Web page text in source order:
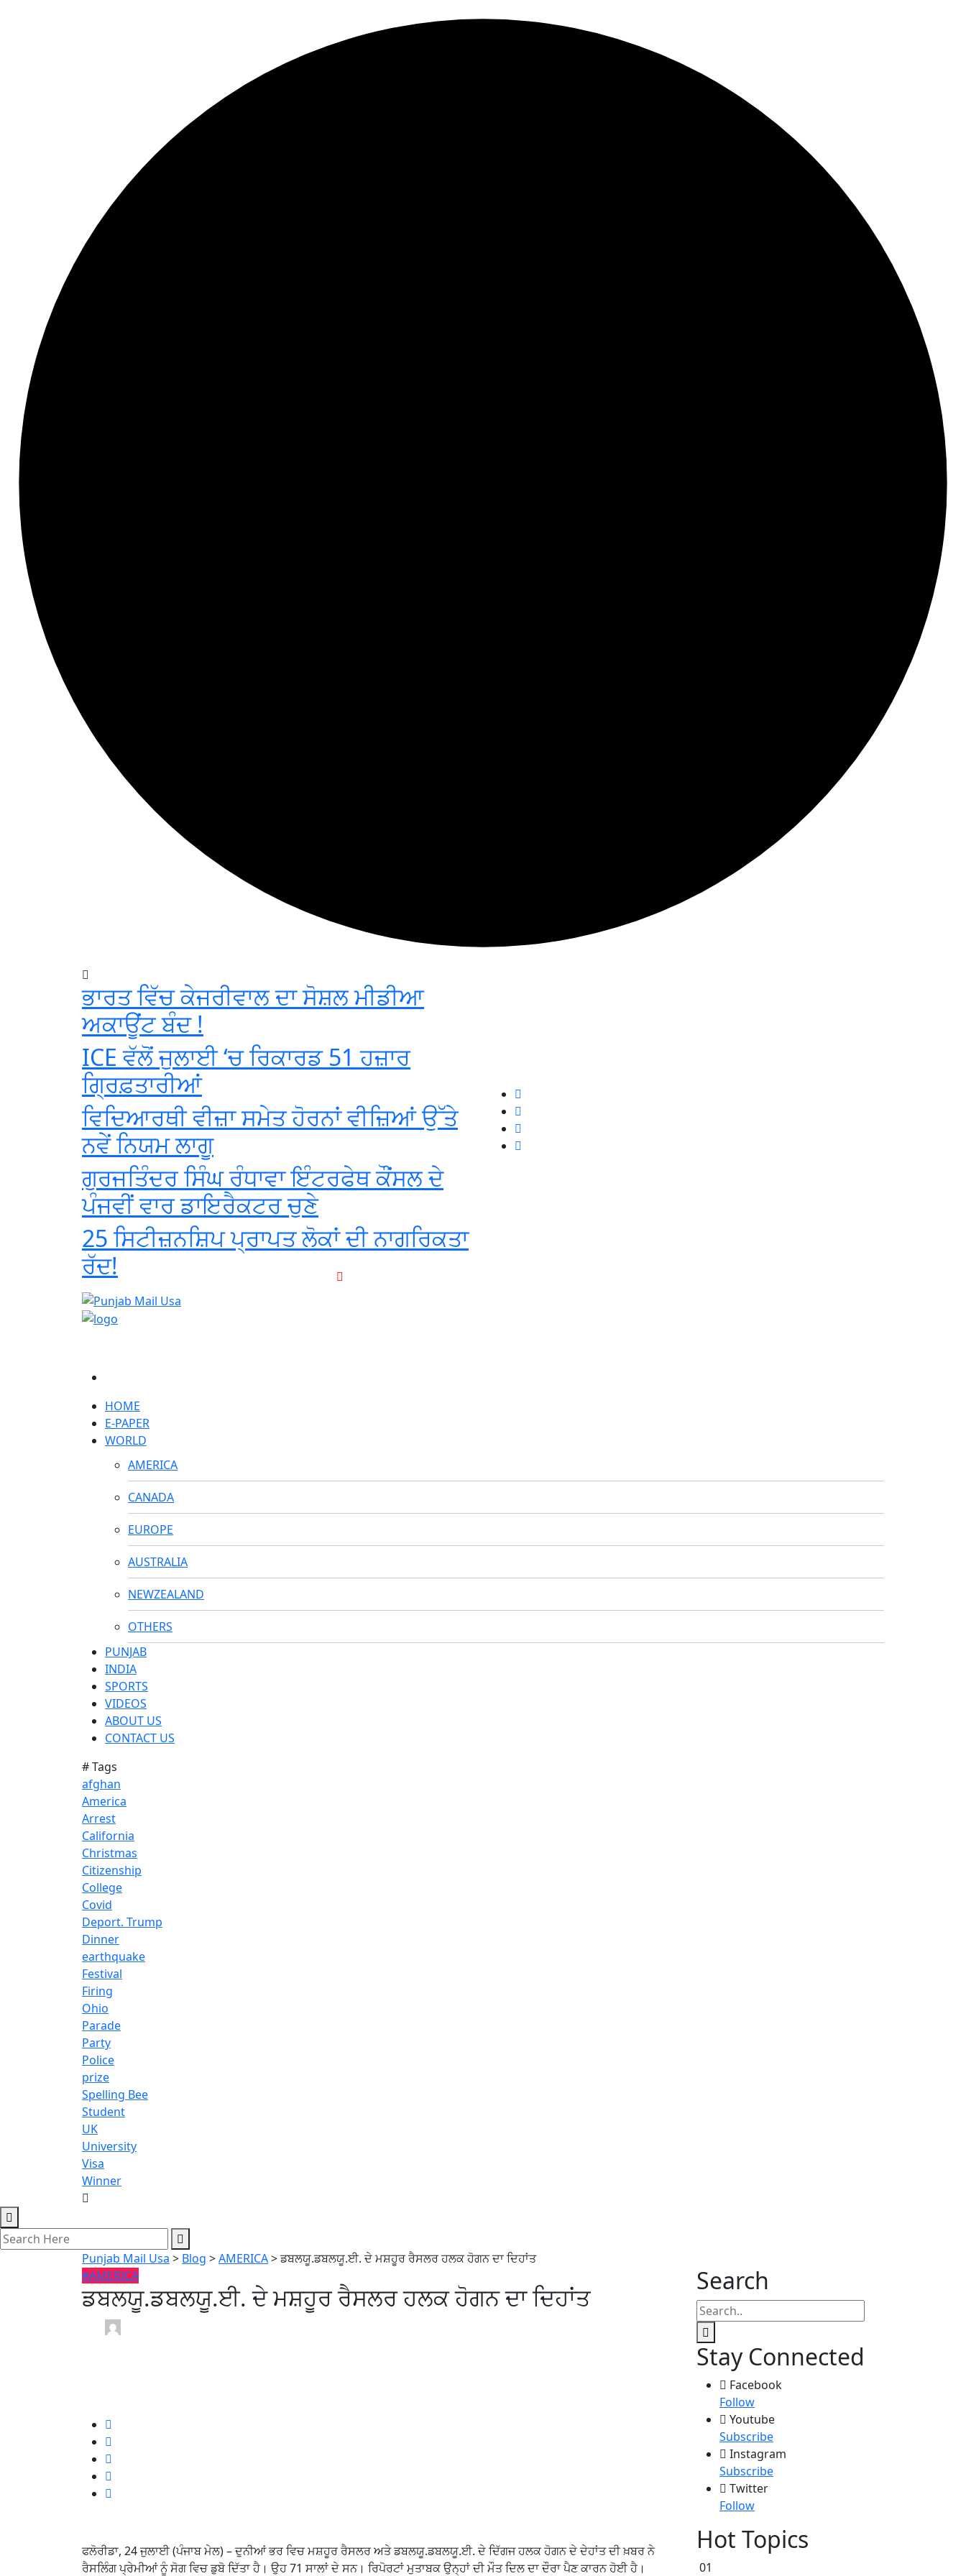
ਭਾਰਤ ਵਿੱਚ ਕੇਜਰੀਵਾਲ ਦਾ ਸੋਸ਼ਲ ਮੀਡੀਆ
ਅਕਾਊਂਟ ਬੰਦ !
ICE ਵੱਲੋਂ ਜੁਲਾਈ ‘ਚ ਰਿਕਾਰਡ 51 ਹਜ਼ਾਰ
ਗ੍ਰਿਫ਼ਤਾਰੀਆਂ
ਵਿਦਿਆਰਥੀ ਵੀਜ਼ਾ ਸਮੇਤ ਹੋਰਨਾਂ ਵੀਜ਼ਿਆਂ ਉੱਤੇ
ਨਵੇਂ ਨਿਯਮ ਲਾਗੂ
ਗੁਰਜਤਿੰਦਰ ਸਿੰਘ ਰੰਧਾਵਾ ਇੰਟਰਫੇਥ ਕੌਂਸਲ ਦੇ
ਪੰਜਵੀਂ ਵਾਰ ਡਾਇਰੈਕਟਰ ਚੁਣੇ
25 ਸਿਟੀਜ਼ਨਸ਼ਿਪ ਪ੍ਰਾਪਤ ਲੋਕਾਂ ਦੀ ਨਾਗਰਿਕਤਾ
ਰੱਦ!
HOME
E-PAPER
WORLD
AMERICA
CANADA
EUROPE
AUSTRALIA
NEWZEALAND
OTHERS
PUNJAB
INDIA
SPORTS
VIDEOS
ABOUT US
CONTACT US
# Tags
afghan
America
Arrest
California
Christmas
Citizenship
College
Covid
Deport. Trump
Dinner
earthquake
Festival
Firing
Ohio
Parade
Party
Police
prize
Spelling Bee
Student
UK
University
Visa
Winner
Punjab Mail Usa > Blog >AMERICA>ਡਬਲਯੂ.ਡਬਲਯੂ.ਈ. ਦੇ ਮਸ਼ਹੂਰ ਰੈਸਲਰ ਹਲਕ ਹੋਗਨ ਦਾ ਦਿਹਾਂਤ
#AMERICA
ਡਬਲਯੂ.ਡਬਲਯੂ.ਈ. ਦੇ ਮਸ਼ਹੂਰ ਰੈਸਲਰ ਹਲਕ ਹੋਗਨ ਦਾ ਦਿਹਾਂਤ
ਫਲੋਰੀਡਾ, 24 ਜੁਲਾਈ (ਪੰਜਾਬ ਮੇਲ) – ਦੁਨੀਆਂ ਭਰ ਵਿਚ ਮਸ਼ਹੂਰ ਰੈਸਲਰ ਅਤੇ ਡਬਲਯੂ.ਡਬਲਯੂ.ਈ. ਦੇ ਦਿੱਗਜ ਹਲਕ ਹੋਗਨ ਦੇ ਦੇਹਾਂਤ ਦੀ ਖ਼ਬਰ ਨੇ
ਰੈਸਲਿੰਗ ਪ੍ਰੇਮੀਆਂ ਨੂੰ ਸੋਗ ਵਿਚ ਡੁਬੋ ਦਿੱਤਾ ਹੈ। ਉਹ 71 ਸਾਲਾਂ ਦੇ ਸਨ। ਰਿਪੋਰਟਾਂ ਮੁਤਾਬਕ ਉਨ੍ਹਾਂ ਦੀ ਮੌਤ ਦਿਲ ਦਾ ਦੌਰਾ ਪੈਣ ਕਾਰਨ ਹੋਈ ਹੈ।
Search
Stay Connected
Facebook
Follow
Youtube
Subscribe
Instagram
Subscribe
Twitter
Follow
Hot Topics
01